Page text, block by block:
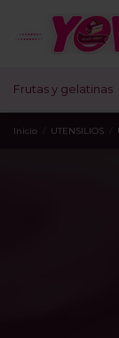
Frutas y gelatinas
Inicio UTENSILIOS